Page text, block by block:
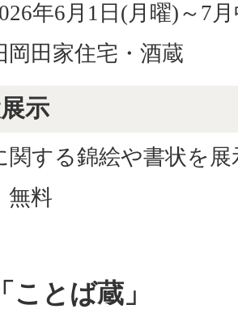
年6月1日(月曜)～7
岡田家住宅・酒蔵
示
関する錦絵や書状を展
無料
ことば蔵」